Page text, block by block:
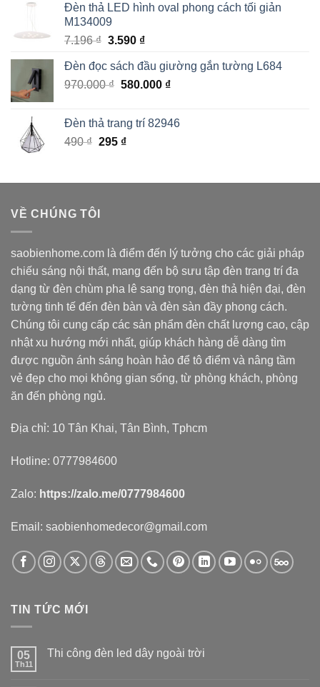
940.000 ₫.là:
Đèn thả LED hình oval phong cách tối giản
M134009
7.196₫ Giá
là:
7.196 ₫.
3.590 ₫Giá
tại
là:
Đèn đọc sách đầu giường gắn tường L684
970.000₫ Giá
970.000 ₫.
580.000 ₫Giá
là:
Đèn thả trang trí 82946
490₫ Giá
490 ₫.
295 ₫Giá
là:
VỀ CHÚNG TÔI
saobienhome.com là điểm đến lý tưởng cho các giải pháp
chiếu sáng nội thất, mang đến bộ sưu tập đèn trang trí đa
dạng từ đèn chùm pha lê sang trọng, đèn thả hiện đại, đèn
tường tinh tế đến đèn bàn và đèn sàn đầy phong cách.
Chúng tôi cung cấp các sản phẩm đèn chất lượng cao, cập
nhật xu hướng mới nhất, giúp khách hàng dễ dàng tìm
được nguồn ánh sáng hoàn hảo để tô điểm và nâng tầm
vẻ đẹp cho mọi không gian sống, từ phòng khách, phòng
ăn đến phòng ngủ.
Địa chỉ: 10 Tân Khai, Tân Bình, Tphcm
Hotline: 0777984600
Zalo: https://zalo.me/0777984600
Email: saobienhomedecor@gmail.com
TIN TỨC MỚI
05
Th11
Thi công đèn led dây ngoài trời